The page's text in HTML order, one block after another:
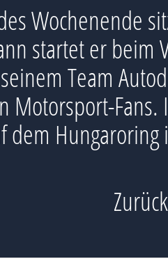
Wochenende
startet er beim
Team
Motorsport-
dem